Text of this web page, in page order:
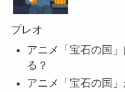
プレオ
アニメ「宝石の国
る？
アニメ「宝石の国